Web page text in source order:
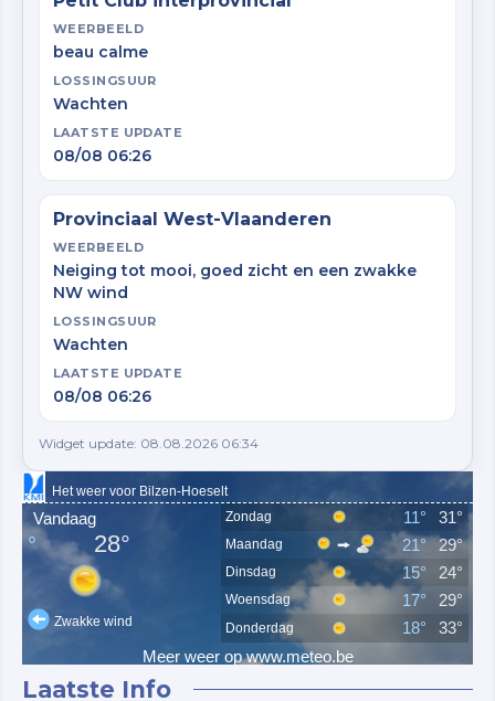
WEERBEELD
beau calme
LOSSINGSUUR
Wachten
LAATSTE UPDATE
08/08 06:26
Provinciaal West-Vlaanderen
WEERBEELD
Neiging tot mooi, goed zicht en een zwakke
NW wind
LOSSINGSUUR
Wachten
LAATSTE UPDATE
08/08 06:26
Widget update: 08.08.2026 06:34
Laatste Info